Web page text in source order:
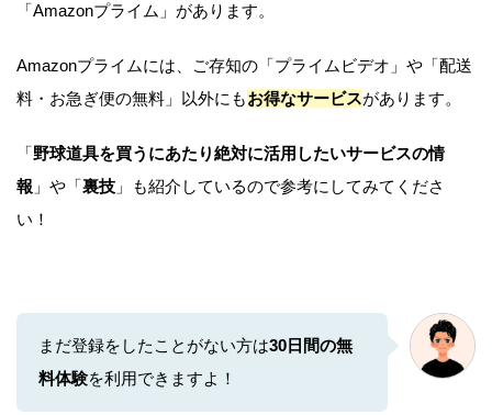
「Amazonプライム」があります。
Amazonプライムには、ご存知の「プライムビデオ」や「配送
料・お急ぎ便の無料」以外にもお得なサービスがあります。
「 野球道具を買うにあたり絶対に活用したいサービスの情
報 」や「 裏技 」も紹介しているので参考にしてみてくださ
い！
まだ登録をしたことがない方は30日間の無
料体験を利用できますよ！